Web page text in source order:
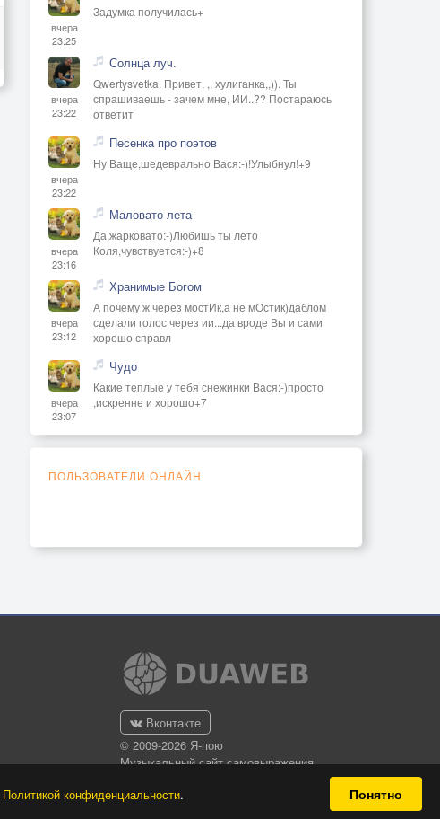
Политикой конфиденциальности. Понятно
вчера
23:25
Задумка получилась+
вчера
23:22
Солнца луч.
Qwertysvetka. Привет, ,, хулиганка,,)). Ты
спрашиваешь - зачем мне, ИИ..?? Постараюсь
ответит
вчера
23:22
Песенка про поэтов
Ну Ваще,шедеврально Вася:-)!Улыбнул!+9
вчера
23:16
Маловато лета
Да,жарковато:-)Любишь ты лето
Коля,чувствуется:-)+8
вчера
23:12
Хранимые Богом
А почему ж через мостИк,а не мОстик)даблом
сделали голос через ии...да вроде Вы и сами
хорошо справл
вчера
23:07
Чудо
Какие теплые у тебя снежинки Вася:-)просто
,искренне и хорошо+7
ПОЛЬЗОВАТЕЛИ ОНЛАЙН
Вконтакте
© 2009-2026 Я-пою
Музыкальный сайт самовыражения